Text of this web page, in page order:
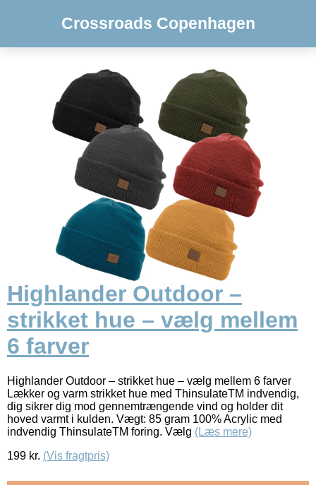
Crossroads Copenhagen
Highlander Outdoor –
strikket hue – vælg mellem
6 farver
Highlander Outdoor – strikket hue – vælg mellem 6 farver
Lækker og varm strikket hue med ThinsulateTM indvendig,
dig sikrer dig mod gennemtrængende vind og holder dit
hoved varmt i kulden. Vægt: 85 gram 100% Acrylic med
indvendig ThinsulateTM foring. Vælg (Læs mere)
199 kr. (Vis fragtpris)